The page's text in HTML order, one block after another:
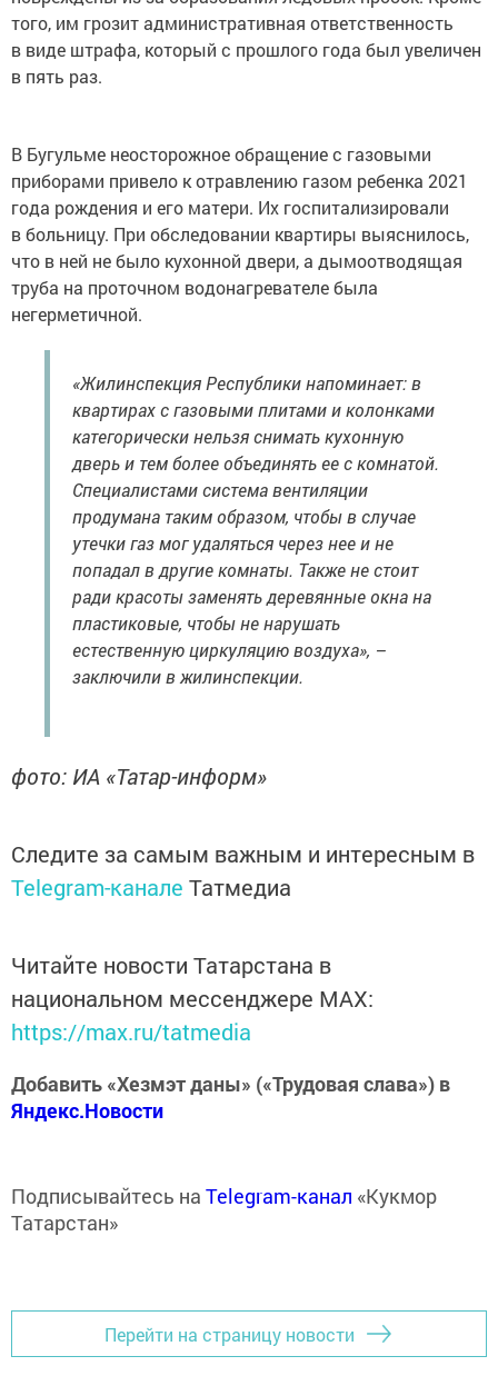
того, им грозит административная ответственность
в виде штрафа, который с прошлого года был увеличен
в пять раз.
В Бугульме неосторожное обращение с газовыми
приборами привело к отравлению газом ребенка 2021
года рождения и его матери. Их госпитализировали
в больницу. При обследовании квартиры выяснилось,
что в ней не было кухонной двери, а дымоотводящая
труба на проточном водонагревателе была
негерметичной.
«Жилинспекция Республики напоминает: в
квартирах с газовыми плитами и колонками
категорически нельзя снимать кухонную
дверь и тем более объединять ее с комнатой.
Специалистами система вентиляции
продумана таким образом, чтобы в случае
утечки газ мог удаляться через нее и не
попадал в другие комнаты. Также не стоит
ради красоты заменять деревянные окна на
пластиковые, чтобы не нарушать
естественную циркуляцию воздуха», –
заключили в жилинспекции.
фото: ИА «Татар-информ»
Следите за самым важным и интересным в
Telegram-канале Татмедиа
Читайте новости Татарстана в
национальном мессенджере MАХ:
https://max.ru/tatmedia
Добавить «Хезмэт даны» («Трудовая слава») в
Яндекс.Новости
Подписывайтесь на Telegram-канал «Кукмор
Татарстан»
Перейти на страницу новости